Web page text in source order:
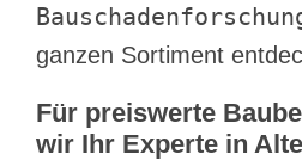
ganzen Sortiment
Für preiswerte
wir Ihr Experte in